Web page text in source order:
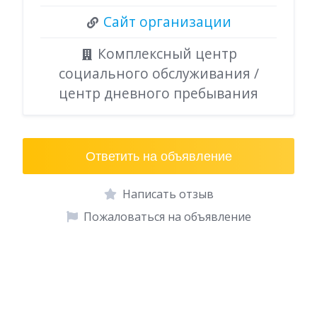
Сайт организации
Комплексный центр
социального обслуживания /
центр дневного пребывания
Ответить на объявление
Написать отзыв
Пожаловаться на объявление